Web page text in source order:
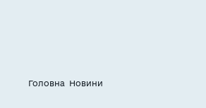
Головна Новини